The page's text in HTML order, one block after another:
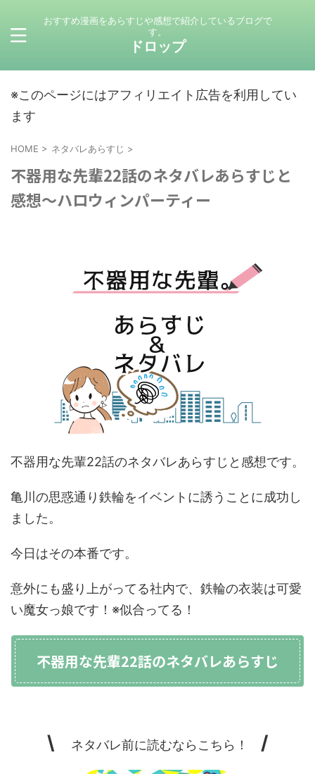
おすすめ漫画をあらすじや感想で紹介しているブログで
す。
ドロップ
※このページにはアフィリエイト広告を利用してい
ます
HOME > ネタバレあらすじ >
不器用な先輩22話のネタバレあらすじと
感想～ハロウィンパーティー
不器用な先輩22話のネタバレあらすじと感想です。
亀川の思惑通り鉄輪をイベントに誘うことに成功し
ました。
今日はその本番です。
意外にも盛り上がってる社内で、鉄輪の衣装は可愛
い魔女っ娘です！※似合ってる！
不器用な先輩22話のネタバレあらすじ
\ ネタバレ前に読むならこちら！ /